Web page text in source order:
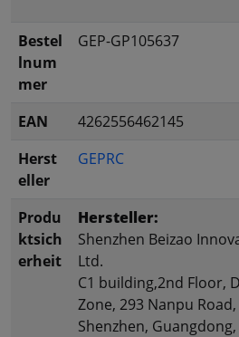
Bestel
lnum
mer
GEP-GP105637
EAN
4262556462145
Herst
eller
GEPRC
Produ
ktsich
erheit
Hersteller:
Shenzhen Beizao
Ltd.
C1 building,2nd Floor,
Zone, 293 Nanpu
Shenzhen,